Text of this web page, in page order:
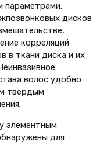
параметрами.
дисков
корреляций
в ткани диска и их
волос удобно
твердым
элементным
для